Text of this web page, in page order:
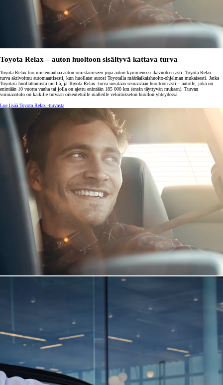
Toyota Relax – auton huoltoon sisältyvä kattava turva
Toyota Relax tuo mielenrauhaa auton omistamiseen jopa auton kymmeneen ikävuoteen asti. Toyota Relax -
turva aktivoituu automaattisesti, kun huollatat autosi Toyotalla määräaikaishuolto-ohjelman mukaisesti. Jatka
Toyotasi huollattamista meillä, ja Toyota Relax -turva uusitaan seuraavaan huoltoon asti – autolle, joka on
enintään 10 vuotta vanha tai jolla on ajettu enintään 185 000 km (ensin täyttyvän mukaan). Turvan
voimaantulo on kaikille turvaan oikeutetuille malleille veloitukseton huollon yhteydessä.
Lue lisää Toyota Relax -turvasta